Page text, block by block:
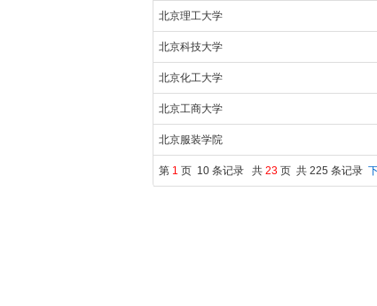
北京理工大学
北京科技大学
北京化工大学
北京工商大学
北京服装学院
第 1 页 10 条记录 共 23 页 共 225 条记录